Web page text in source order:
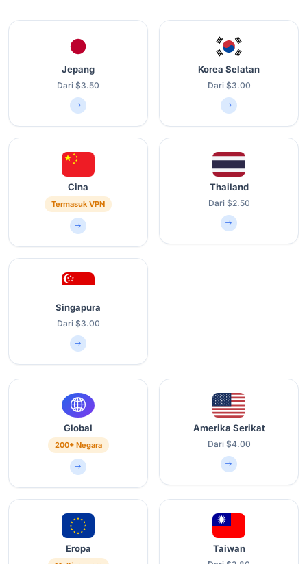
Jepang
Dari $3.50
Korea Selatan
Dari $3.00
Cina
Termasuk VPN
Thailand
Dari $2.50
Singapura
Dari $3.00
Global
200+ Negara
Amerika Serikat
Dari $4.00
Eropa Taiwan